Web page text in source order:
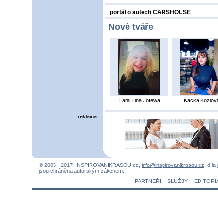
portál o autech CARSHOUSE
Nové tváře
Lara Tina Jofewa Kacka
reklama
© 2005 - 2017, INSPIROVANIKRASOU.cz, info@inspirovanikrasou.cz ,
jsou chráněna autorským zákonem.
PARTNEŘI
SLUŽBY